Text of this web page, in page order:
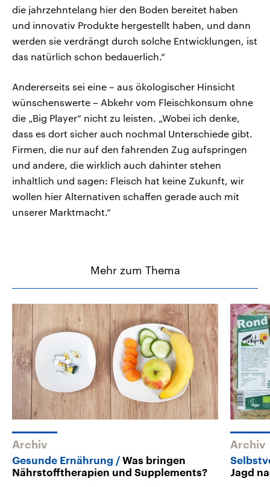
die jahrzehntelang hier den Boden bereitet haben
und innovativ Produkte hergestellt haben, und dann
werden sie verdrängt durch solche Entwicklungen, ist
das natürlich schon bedauerlich.“
Andererseits sei eine – aus ökologischer Hinsicht
wünschenswerte – Abkehr vom Fleischkonsum ohne
die „Big Player“ nicht zu leisten. „Wobei ich denke,
dass es dort sicher auch nochmal Unterschiede gibt.
Firmen, die nur auf den fahrenden Zug aufspringen
und andere, die wirklich auch dahinter stehen
inhaltlich und sagen: Fleisch hat keine Zukunft, wir
wollen hier Alternativen schaffen gerade auch mit
unserer Marktmacht.“
Mehr zum Thema
Archiv
Gesunde Ernährung
Was bringen
Nährstofftherapien und Supplements?
Archiv
Jagd